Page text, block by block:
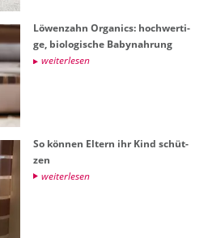
Lö­wen­zahn Or­ga­nics: hoch­wer­ti­
ge, bio­lo­gi­sche Ba­by­nah­rung
wei­ter­le­sen
So kön­nen El­tern ihr Kind schüt­
zen
wei­ter­le­sen